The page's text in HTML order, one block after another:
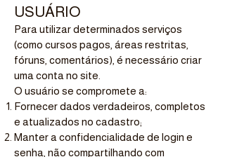
USUÁRIO
Para utilizar determinados serviços
(como cursos pagos, áreas restritas,
fóruns, comentários), é necessário criar
uma conta no site.
O usuário se compromete a:
Fornecer dados verdadeiros, completos
e atualizados no cadastro;
Manter a confidencialidade de login e
senha, não compartilhando com